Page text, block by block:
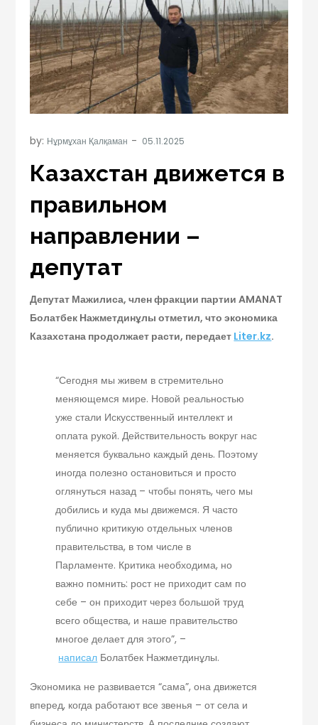
by: Нұрмұхан Қалқаман
Казахстан движется в
правильном
направлении –
депутат
Депутат Мажилиса, член фракции партии AMANAT
Болатбек Нажметдинұлы отметил, что экономика
Казахстана продолжает расти, передает Liter.kz.
“Сегодня мы живем в стремительно
меняющемся мире. Новой реальностью
уже стали Искусственный интеллект и
оплата рукой. Действительность вокруг нас
меняется буквально каждый день. Поэтому
иногда полезно остановиться и просто
оглянуться назад – чтобы понять, чего мы
добились и куда мы движемся. Я часто
публично критикую отдельных членов
правительства, в том числе в
Парламенте. Критика необходима, но
важно помнить: рост не приходит сам по
себе – он приходит через большой труд
всего общества, и наше правительство
многое делает для этого”, –
написал Болатбек Нажметдинұлы.
Экономика не развивается “сама”, она движется
вперед, когда работают все звенья – от села и